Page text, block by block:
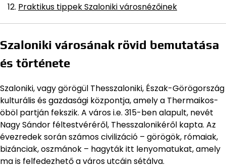
Praktikus tippek Szaloniki városnézőinek
Szaloniki városának rövid bemutatása
és története
Szaloniki, vagy görögül Thesszaloniki, Észak-Görögország
kulturális és gazdasági központja, amely a Thermaikos-
öböl partján fekszik. A város i.e. 315-ben alapult, nevét
Nagy Sándor féltestvéréről, Thesszalonikéről kapta. Az
évezredek során számos civilizáció – görögök, rómaiak,
bizánciak, oszmánok – hagyták itt lenyomatukat, amely
ma is felfedezhető a város utcáin sétálva.